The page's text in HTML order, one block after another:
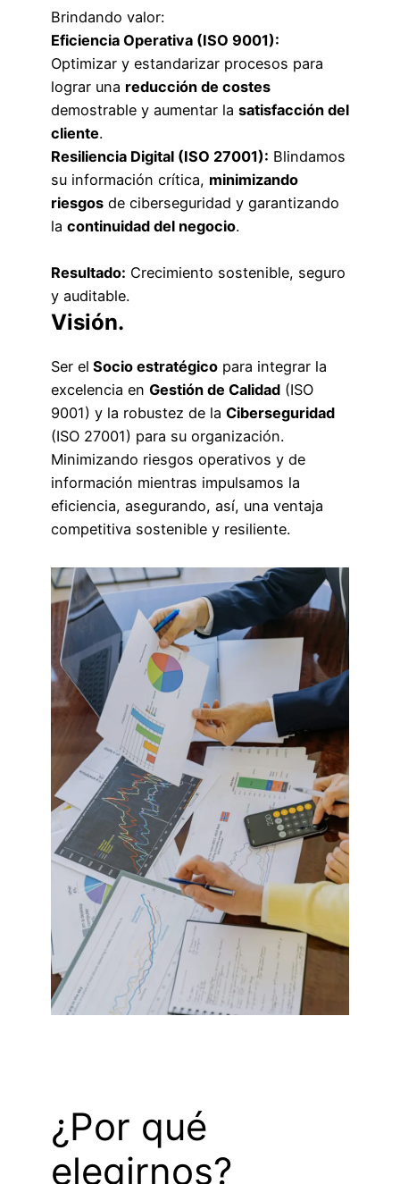
Brindando valor:
Eficiencia Operativa (ISO 9001):
Optimizar y estandarizar procesos para
lograr una reducción de costes
demostrable y aumentar la satisfacción del
cliente.
Resiliencia Digital (ISO 27001): Blindamos
su información crítica, minimizando
riesgos de ciberseguridad y garantizando
la continuidad del negocio.
Resultado: Crecimiento sostenible, seguro
y auditable.
Visión.
Ser el Socio estratégico para integrar la
excelencia en Gestión de Calidad (ISO
9001) y la robustez de la Ciberseguridad
(ISO 27001) para su organización.
Minimizando riesgos operativos y de
información mientras impulsamos la
eficiencia, asegurando, así, una ventaja
competitiva sostenible y resiliente.
¿Por qué
elegirnos?